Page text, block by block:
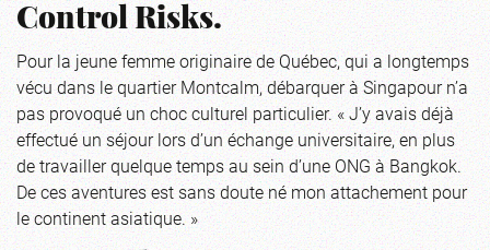
Control Risks.
Pour la jeune femme originaire de Québec, qui a longtemps
vécu dans le quartier Montcalm, débarquer à Singapour n’a
pas provoqué un choc culturel particulier. « J’y avais déjà
effectué un séjour lors d’un échange universitaire, en plus
de travailler quelque temps au sein d’une ONG à Bangkok.
De ces aventures est sans doute né mon attachement pour
le continent asiatique. »